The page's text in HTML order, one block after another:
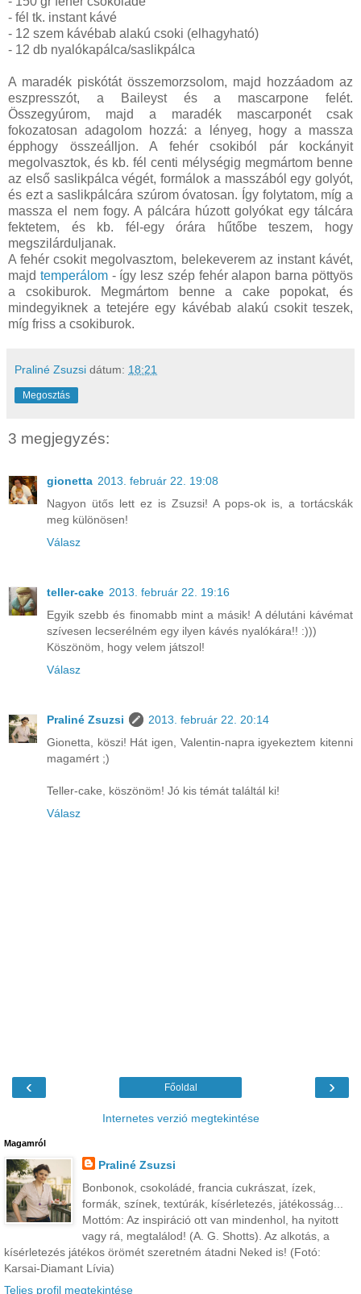
- fél tk. instant kávé
- 12 szem kávébab alakú csoki (elhagyható)
- 12 db nyalókapálca/saslikpálca
A maradék piskótát összemorzsolom, majd hozzáadom az
eszpresszót, a Baileyst és a mascarpone felét.
Összegyúrom, majd a maradék mascarponét csak
fokozatosan adagolom hozzá: a lényeg, hogy a massza
épphogy összeálljon. A fehér csokiból pár kockányit
megolvasztok, és kb. fél centi mélységig megmártom benne
az első saslikpálca végét, formálok a masszából egy golyót,
és ezt a saslikpálcára szúrom óvatosan. Így folytatom, míg a
massza el nem fogy. A pálcára húzott golyókat egy tálcára
fektetem, és kb. fél-egy órára hűtőbe teszem, hogy
megszilárduljanak.
A fehér csokit megolvasztom, belekeverem az instant kávét,
majd temperálom- így lesz szép fehér alapon barna pöttyös
a csokiburok. Megmártom benne a cake popokat, és
mindegyiknek a tetejére egy kávébab alakú csokit teszek,
míg friss a csokiburok.
Praliné Zsuzsi dátum: 18:21
Megosztás
3 megjegyzés:
gionetta 2013. február 22. 19:08
Nagyon ütős lett ez is Zsuzsi! A pops-ok is, a tortácskák
meg különösen!
Válasz
teller-cake 2013. február 22. 19:16
Egyik szebb és finomabb mint a másik! A délutáni kávémat
szívesen lecserélném egy ilyen kávés nyalókára!! :)))
Köszönöm, hogy velem játszol!
Válasz
Praliné Zsuzsi
2013. február 22. 20:14
Gionetta, köszi! Hát igen, Valentin-napra igyekeztem kitenni
magamért ;)
Teller-cake, köszönöm! Jó kis témát találtál ki!
Válasz
‹ ›
Főoldal
Internetes verzió megtekintése
Magamról
Praliné Zsuzsi
Bonbonok, csokoládé, francia cukrászat, ízek,
formák, színek, textúrák, kísérletezés, játékosság...
Mottóm: Az inspiráció ott van mindenhol, ha nyitott
vagy rá, megtalálod! (A. G. Shotts). Az alkotás, a
kísérletezés játékos örömét szeretném átadni Neked is! (Fotó:
Karsai-Diamant Lívia)
Teljes profil megtekintése